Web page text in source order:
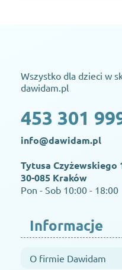
Wszystko dla dzieci w
dawidam.pl
453 301
info@dawidam.pl
Tytusa Czyżewskiego
30-085 Kraków
Pon - Sob 10:00 - 18:00
Informacje
O firmie Dawidam